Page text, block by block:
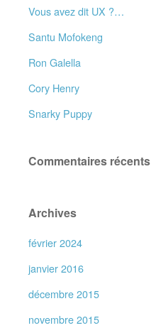
Vous avez dit UX ?…
Santu Mofokeng
Ron Galella
Cory Henry
Snarky Puppy
Commentaires récents
Archives
février 2024
janvier 2016
décembre 2015
novembre 2015